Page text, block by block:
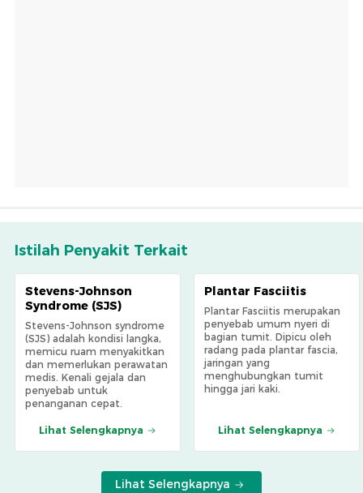
Istilah Penyakit Terkait
Stevens-Johnson
Syndrome (SJS)
Stevens-Johnson syndrome
(SJS) adalah kondisi langka,
memicu ruam menyakitkan
dan memerlukan perawatan
medis. Kenali gejala dan
penyebab untuk
penanganan cepat.
Lihat Selengkapnya
Plantar Fasciitis
Plantar Fasciitis merupakan
penyebab umum nyeri di
bagian tumit. Dipicu oleh
radang pada plantar fascia,
jaringan yang
menghubungkan tumit
hingga jari kaki.
Lihat Selengkapnya
Lihat Selengkapnya